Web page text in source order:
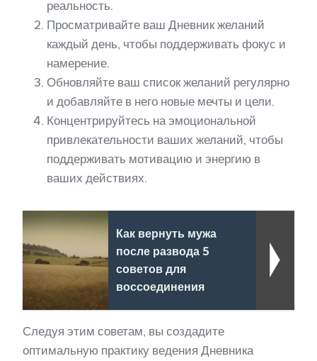
реальность.
Просматривайте ваш Дневник желаний
каждый день, чтобы поддерживать фокус и
намерение.
Обновляйте ваш список желаний регулярно
и добавляйте в него новые мечты и цели.
Концентрируйтесь на эмоциональной
привлекательности ваших желаний, чтобы
поддерживать мотивацию и энергию в
ваших действиях.
Как вернуть мужа
после развода 5
советов для
воссоединения
Следуя этим советам, вы создадите
оптимальную практику ведения Дневника